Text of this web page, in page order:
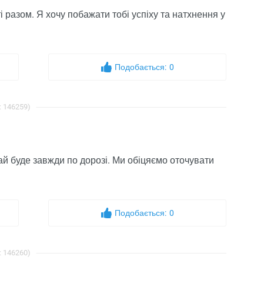
Я хочу побажати тобі успіху та натхнення у
Подобається: 0
146259)
буде завжди по дорозі. Ми обіцяємо оточувати
Подобається: 0
146260)